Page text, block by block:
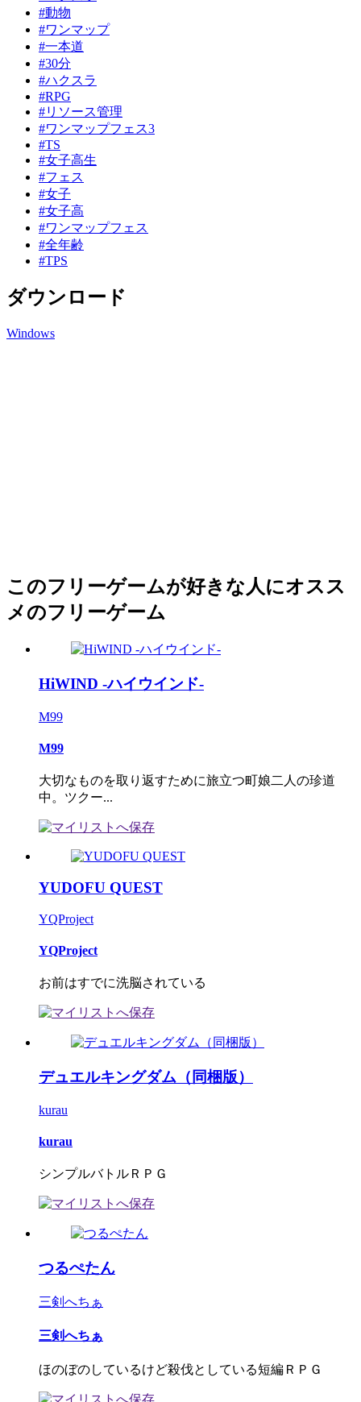
#動物
#ワンマップ
#一本道
#30分
#ハクスラ
#RPG
#リソース管理
#ワンマップフェス3
#TS
#女子高生
#フェス
#女子
#女子高
#ワンマップフェス
#全年齢
#TPS
ダウンロード
Windows
このフリーゲームが好きな人にオスス
メのフリーゲーム
HiWIND -ハイウインド-
M99
M99
大切なものを取り返すために旅立つ町娘二人の珍道
中。ツクー...
YUDOFU QUEST
YQProject
YQProject
お前はすでに洗脳されている
デュエルキングダム（同梱版）
kurau
kurau
シンプルバトルＲＰＧ
つるぺたん
三剣へちぁ
三剣へちぁ
ほのぼのしているけど殺伐としている短編ＲＰＧ